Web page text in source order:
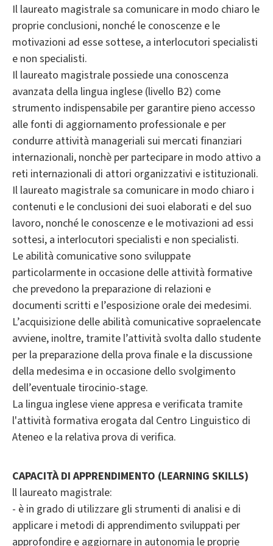
Il laureato magistrale sa comunicare in modo chiaro le
proprie conclusioni, nonché le conoscenze e le
motivazioni ad esse sottese, a interlocutori specialisti
e non specialisti.
Il laureato magistrale possiede una conoscenza
avanzata della lingua inglese (livello B2) come
strumento indispensabile per garantire pieno accesso
alle fonti di aggiornamento professionale e per
condurre attività manageriali sui mercati finanziari
internazionali, nonchè per partecipare in modo attivo a
reti internazionali di attori organizzativi e istituzionali.
Il laureato magistrale sa comunicare in modo chiaro i
contenuti e le conclusioni dei suoi elaborati e del suo
lavoro, nonché le conoscenze e le motivazioni ad essi
sottesi, a interlocutori specialisti e non specialisti.
Le abilità comunicative sono sviluppate
particolarmente in occasione delle attività formative
che prevedono la preparazione di relazioni e
documenti scritti e l’esposizione orale dei medesimi.
L’acquisizione delle abilità comunicative sopraelencate
avviene, inoltre, tramite l’attività svolta dallo studente
per la preparazione della prova finale e la discussione
della medesima e in occasione dello svolgimento
dell’eventuale tirocinio-stage.
La lingua inglese viene appresa e verificata tramite
l'attività formativa erogata dal Centro Linguistico di
Ateneo e la relativa prova di verifica.
CAPACITÀ DI APPRENDIMENTO (LEARNING SKILLS)
ll laureato magistrale:
- è in grado di utilizzare gli strumenti di analisi e di
applicare i metodi di apprendimento sviluppati per
approfondire e aggiornare in autonomia le proprie